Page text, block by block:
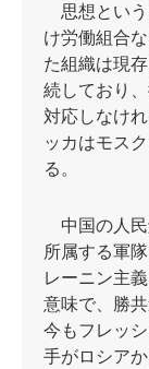
思想という
け労働組合
た組織は現
続しており
対応しなけ
ッカはモス
る。
中国の人民
所属する軍
レーニン主
意味で、勝
今もフレッ
手がロシア